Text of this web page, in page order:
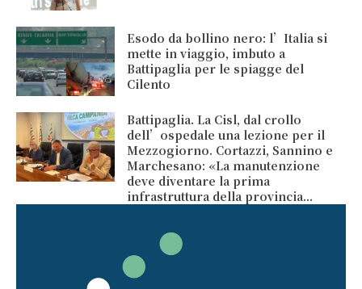
Esodo da bollino nero: l’Italia si
mette in viaggio, imbuto a
Battipaglia per le spiagge del
Cilento
Battipaglia. La Cisl, dal crollo
dell’ospedale una lezione per il
Mezzogiorno. Cortazzi, Sannino e
Marchesano: «La manutenzione
deve diventare la prima
infrastruttura della provincia...